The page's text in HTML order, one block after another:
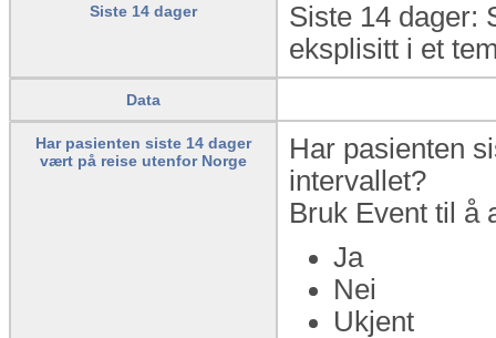
Siste 14 dager
Siste 14 dager:
eksplisitt i et
Data
Har pasienten siste 14 dager
vært på reise utenfor Norge
Har pasienten
intervallet?
Bruk Event til å
Ja
Nei
Ukjent